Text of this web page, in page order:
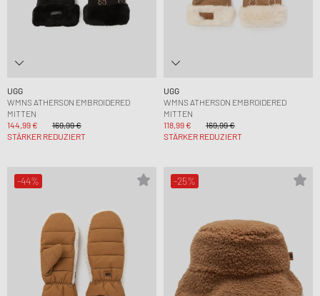
UGG
WMNS ATHERSON EMBROIDERED
MITTEN
144,99 €
169,99 €
STÄRKER REDUZIERT
UGG
WMNS ATHERSON EMBROIDERED
MITTEN
118,99 €
169,99 €
STÄRKER REDUZIERT
-44% -25%